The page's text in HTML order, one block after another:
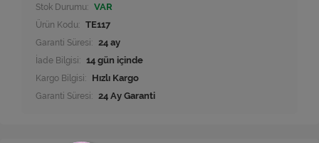
Stok Durumu: VAR
Ürün Kodu: TE117
Garanti Süresi: 24 ay
İade Bilgisi:
Kargo Bilgisi: Hızlı Kargo
Garanti Süresi: 24 Ay Garanti